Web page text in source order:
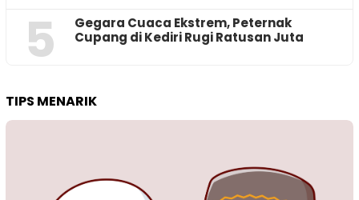
5
‎Gegara Cuaca Ekstrem, Peternak
Cupang di Kediri Rugi Ratusan Juta
TIPS MENARIK